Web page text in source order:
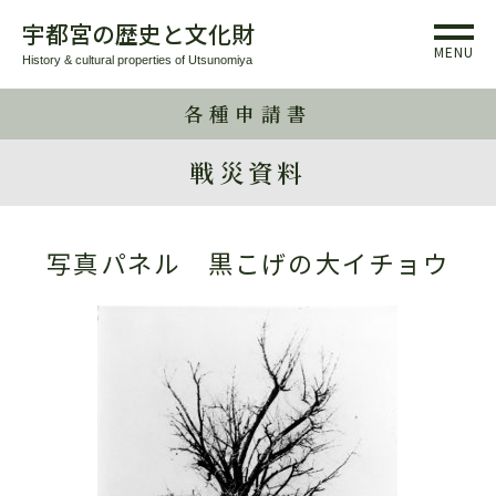
宇都宮の歴史と文化財
History & cultural properties of Utsunomiya MENU
各種申請書
戦災資料
写真パネル 黒こげの大イチョウ